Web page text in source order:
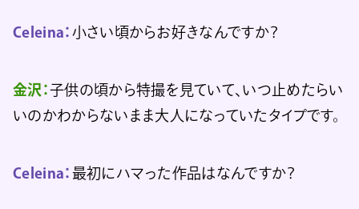
Celeina： 小さい頃からお好きなんですか？
金沢：子供の頃から特撮を見ていて、いつ止めたらい
いのかわからないまま大人になっていたタイプです。
Celeina： 最初にハマった作品はなんですか？